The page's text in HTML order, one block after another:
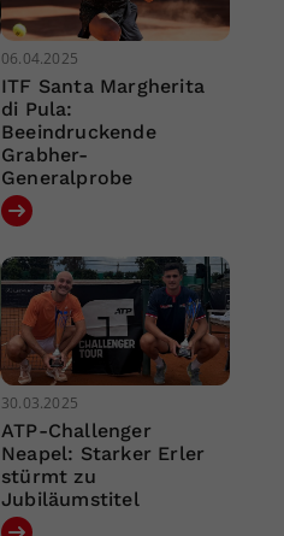
06.04.2025
ITF Santa Margherita
di Pula:
Beeindruckende
Grabher-
Generalprobe
30.03.2025
ATP-Challenger
Neapel: Starker Erler
stürmt zu
Jubiläumstitel